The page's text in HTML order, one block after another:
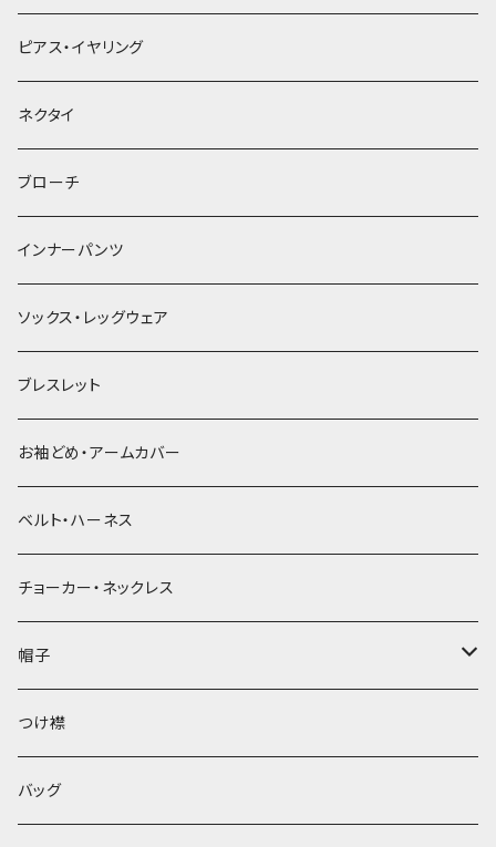
ヘアクリップ
ヘッドドレス・カチューシャ
ヘアゴム
簪
ピアス・イヤリング
ネクタイ
ブローチ
インナーパンツ
ソックス・レッグウェア
ブレスレット
お袖どめ・アームカバー
ベルト・ハーネス
チョーカー・ネックレス
帽子
ベレー帽
つけ襟
バッグ